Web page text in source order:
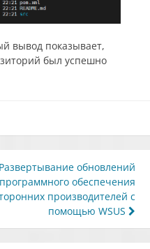
вывод показывает,
был успешно
Развертывание обновлений
программного обеспечения
производителей с
помощью WSUS